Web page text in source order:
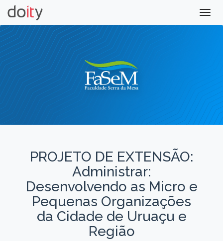
PROJETO DE EXTENSÃO:
Administrar:
Desenvolvendo as Micro e
Pequenas Organizações
da Cidade de Uruaçu e
Região